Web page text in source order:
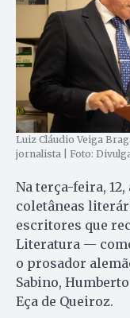
Luiz Cláudio Veiga
jornalista | Foto:
Na terça-feira,
coletâneas
escritores que
Literatura —
o prosador
Sabino,
Eça de Queiroz.